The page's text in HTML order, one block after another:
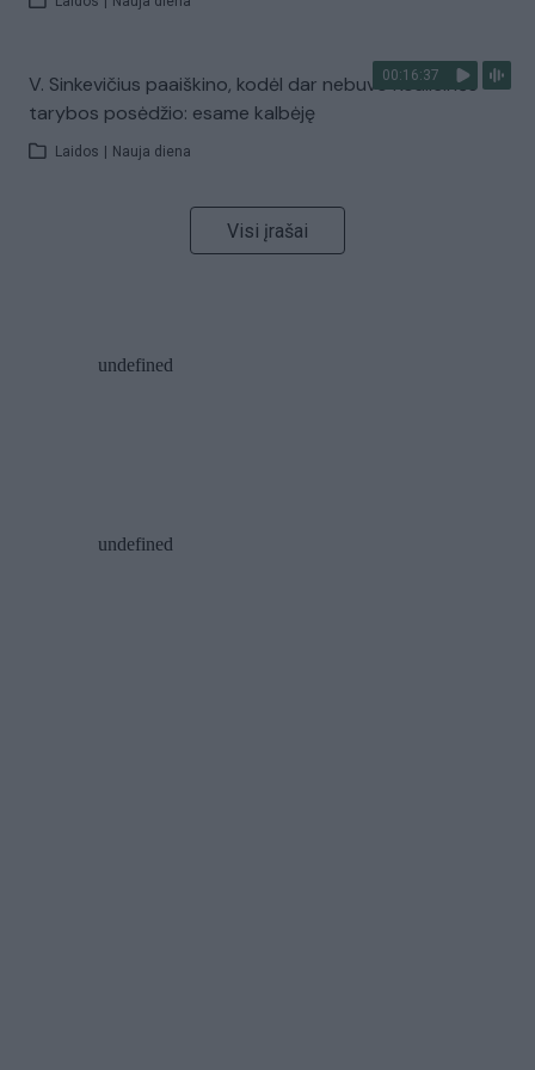
00:16:37
V. Sinkevičius paaiškino, kodėl dar nebuvo Koalicinės
tarybos posėdžio: esame kalbėję
Laidos Nauja diena
Visi įrašai